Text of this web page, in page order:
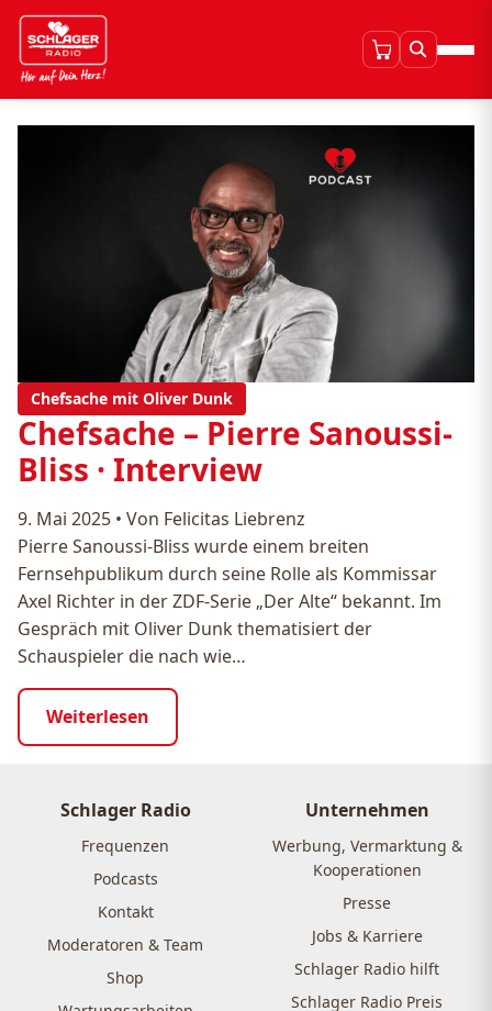
Chefsache mit Oliver Dunk
Chefsache – Pierre Sanoussi-
Bliss · Interview
9. Mai 2025 • Von Felicitas Liebrenz
Pierre Sanoussi-Bliss wurde einem breiten
Fernsehpublikum durch seine Rolle als Kommissar
Axel Richter in der ZDF-Serie „Der Alte“ bekannt. Im
Gespräch mit Oliver Dunk thematisiert der
Schauspieler die nach wie…
Weiterlesen
Schlager Radio
Frequenzen
Podcasts
Kontakt
Moderatoren & Team
Shop
Unternehmen
Werbung, Vermarktung &
Kooperationen
Presse
Jobs & Karriere
Schlager Radio hilft
Schlager Radio Preis